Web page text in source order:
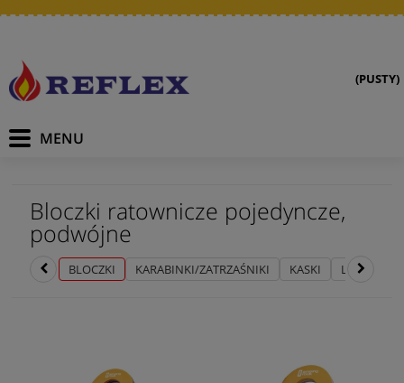
(PUSTY)
Bloczki ratownicze pojedyncze,
podwójne
BLOCZKI KARABINKI/ZATRZAŚNIKI KASKI LONŻE